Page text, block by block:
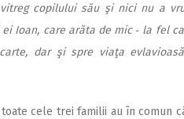
copilului său şi nici nu a
Ioan, care arăta de mic ‑ la fel
dar şi spre viaţa
cele trei familii au în comun